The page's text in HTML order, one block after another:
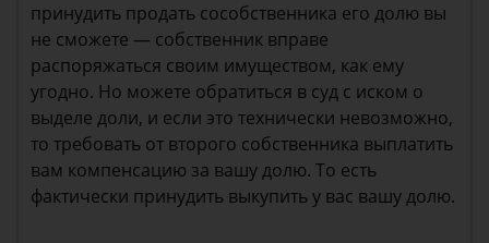
принудить продать сособственника его долю вы
не сможете — собственник вправе
распоряжаться своим имуществом, как ему
угодно. Но можете обратиться в суд с иском о
выделе доли, и если это технически невозможно,
то требовать от второго собственника выплатить
вам компенсацию за вашу долю. То есть
фактически принудить выкупить у вас вашу долю.